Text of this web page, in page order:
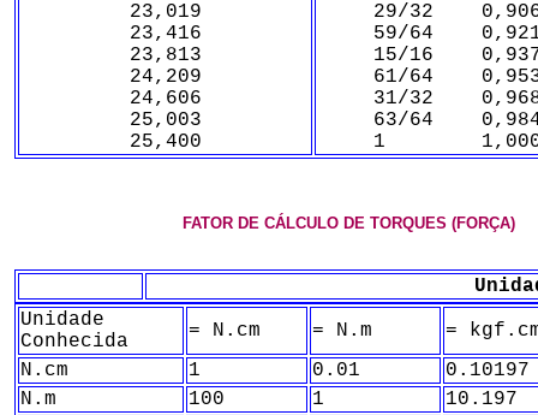
23,019
23,416
23,813
24,209
24,606
25,003
25,400
29/32
59/64
15/16
61/64
31/32
63/64
1
FATOR DE CÁLCULO DE TORQUES (FORÇA)
Unidade
Conhecida
= N.cm = N.m
=
N.cm
1 0.01
0.10197
N.m
100 1
10.197